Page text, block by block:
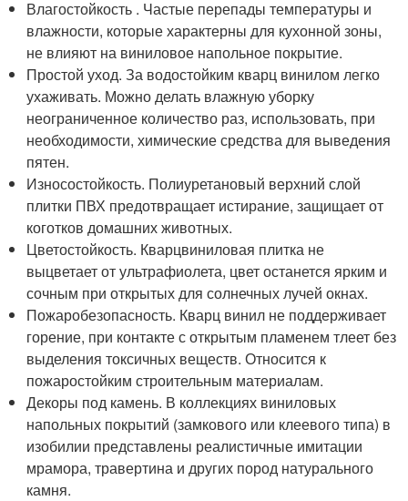
Влагостойкость . Частые перепады температуры и
влажности, которые характерны для кухонной зоны,
не влияют на виниловое напольное покрытие.
Простой уход. За водостойким кварц винилом легко
ухаживать. Можно делать влажную уборку
неограниченное количество раз, использовать, при
необходимости, химические средства для выведения
пятен.
Износостойкость. Полиуретановый верхний слой
плитки ПВХ предотвращает истирание, защищает от
коготков домашних животных.
Цветостойкость. Кварцвиниловая плитка не
выцветает от ультрафиолета, цвет останется ярким и
сочным при открытых для солнечных лучей окнах.
Пожаробезопасность. Кварц винил не поддерживает
горение, при контакте с открытым пламенем тлеет без
выделения токсичных веществ. Относится к
пожаростойким строительным материалам.
Декоры под камень. В коллекциях виниловых
напольных покрытий (замкового или клеевого типа) в
изобилии представлены реалистичные имитации
мрамора, травертина и других пород натурального
камня.